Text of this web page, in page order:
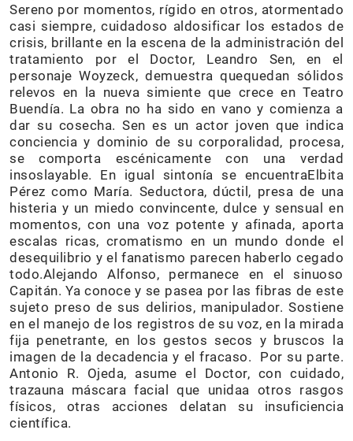
Sereno por momentos, rígido en otros, atormentado
casi siempre, cuidadoso aldosificar los estados de
crisis, brillante en la escena de la administración del
tratamiento por el Doctor, Leandro Sen, en el
personaje Woyzeck, demuestra quequedan sólidos
relevos en la nueva simiente que crece en Teatro
Buendía. La obra no ha sido en vano y comienza a
dar su cosecha. Sen es un actor joven que indica
conciencia y dominio de su corporalidad, procesa,
se comporta escénicamente con una verdad
insoslayable. En igual sintonía se encuentraElbita
Pérez como María. Seductora, dúctil, presa de una
histeria y un miedo convincente, dulce y sensual en
momentos, con una voz potente y afinada, aporta
escalas ricas, cromatismo en un mundo donde el
desequilibrio y el fanatismo parecen haberlo cegado
todo.Alejando Alfonso, permanece en el sinuoso
Capitán. Ya conoce y se pasea por las fibras de este
sujeto preso de sus delirios, manipulador. Sostiene
en el manejo de los registros de su voz, en la mirada
fija penetrante, en los gestos secos y bruscos la
imagen de la decadencia y el fracaso. Por su parte.
Antonio R. Ojeda, asume el Doctor, con cuidado,
trazauna máscara facial que unidaa otros rasgos
físicos, otras acciones delatan su insuficiencia
científica.